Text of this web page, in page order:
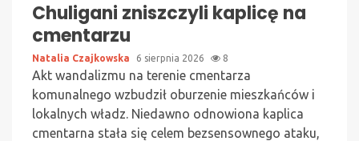
Chuligani zniszczyli kaplicę na
cmentarzu
Natalia Czajkowska 6 sierpnia 2026 8
Akt wandalizmu na terenie cmentarza
komunalnego wzbudził oburzenie mieszkańców i
lokalnych władz. Niedawno odnowiona kaplica
cmentarna stała się celem bezsensownego ataku,